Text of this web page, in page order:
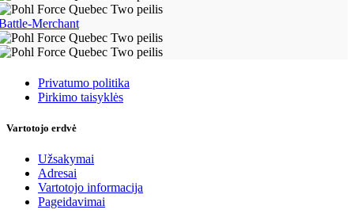
Merchant
Taisyklės
Privatumo politika
Pirkimo taisyklės
Vartotojo erdvė
Užsakymai
Adresai
Vartotojo informacija
Pageidavimai